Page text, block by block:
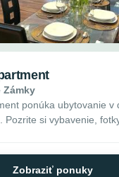
Zámky
ponúka ubytovanie v
Pozrite si vybavenie,
Zobraziť ponuky